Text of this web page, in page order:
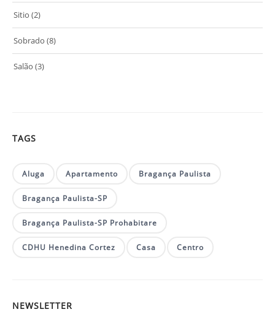
Sitio (2)
Sobrado (8)
Salão (3)
TAGS
Aluga Apartamento Bragança Paulista
Bragança Paulista-SP
Bragança Paulista-SP Prohabitare
CDHU Henedina Cortez Casa Centro
NEWSLETTER